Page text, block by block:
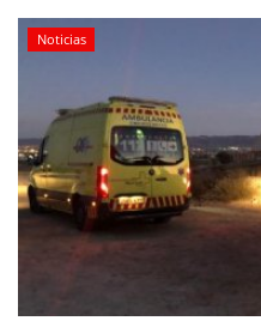
Noticias